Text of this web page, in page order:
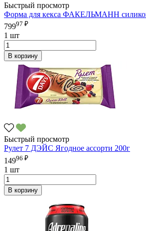
Быстрый просмотр
Форма для кекса ФАКЕЛЬМАНН
79997 ₽
1 шт
В корзину
Быстрый просмотр
Рулет 7 ДЭЙС Ягодное ассорти 200г
14996 ₽
1 шт
В корзину